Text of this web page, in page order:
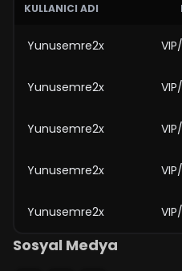
KULLANICI ADI
Yunusemre2x
Yunusemre2x
Yunusemre2x
Yunusemre2x
Yunusemre2x
Sosyal Medya